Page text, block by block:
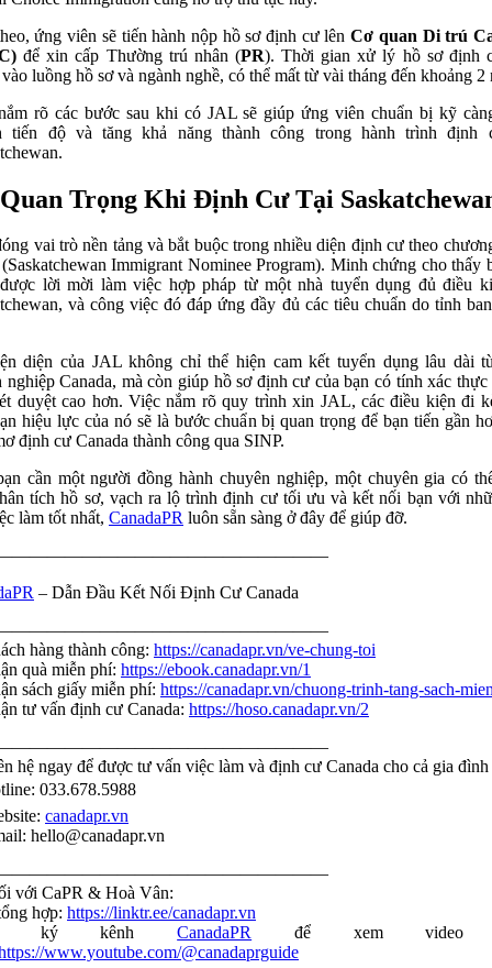
ứng viên sẽ tiến hành nộp hồ sơ định cư lênCơ quan Di trú
để xin cấp Thường trú nhân (PR). Thời gian xử lý hồ sơ định
luồng hồ sơ và ngành nghề, có thể mất từ vài tháng đến khoảng 2
rõ các bước sau khi có JAL sẽ giúp ứng viên chuẩn bị kỹ
tiến độ và tăng khả năng thành công trong hành trình định
Trọng Khi Định Cư Tại
vai trò nền tảng và bắt buộc trong nhiều diện định cư theo
Immigrant Nominee Program). Minh chứng cho thấy
lời mời làm việc hợp pháp từ một nhà tuyển dụng đủ điều
và công việc đó đáp ứng đầy đủ các tiêu chuẩn do tỉnh
diện của JAL không chỉ thể hiện cam kết tuyển dụng lâu dài
nghiệp Canada, mà còn giúp hồ sơ định cư của bạn có tính xác
duyệt cao hơn. Việc nắm rõ quy trình xin JAL, các điều kiện đi
hiệu lực của nó sẽ là bước chuẩn bị quan trọng để bạn tiến gần
định cư Canada thành công qua SINP.
cần một người đồng hành chuyên nghiệp, một chuyên gia có
tích hồ sơ, vạch ra lộ trình định cư tối ưu và kết nối bạn với
làm tốt nhất, CanadaPR luôn sẵn sàng ở đây để giúp đỡ.
– Dẫn Đầu Kết Nối Định Cư Canada
hàng thành công: https://canadapr.vn/ve-chung-toi
quà miễn phí: https://ebook.canadapr.vn/1
sách giấy miễn phí: https://canadapr.vn/chuong-trinh-tang-sach-
tư vấn định cư Canada: https://hoso.canadapr.vn/2
hệ ngay để được tư vấn việc làm và định cư Canada cho cả gia đình
033.678.5988
canadapr.vn
hello@canadapr.vn
với CaPR & Hoà Vân:
hợp: https://linktr.ee/canadapr.vn
ký kênhCanadaPR để xem video
www.youtube.com/@canadaprguide